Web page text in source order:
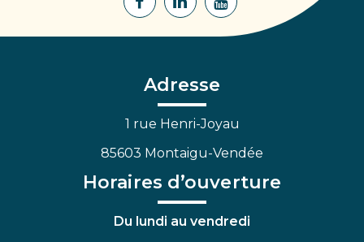
Lien
Facebook
Lien
Lien
Adresse
1 rue Henri-Joyau
85603 Montaigu-Vendée
Horaires d’ouverture
Du lundi au vendredi